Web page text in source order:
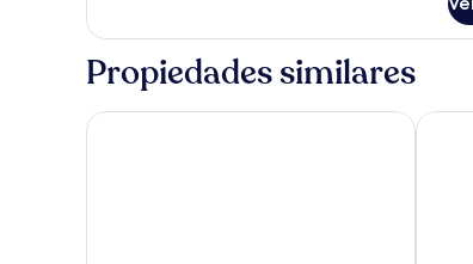
Propiedades similares
Rossio Plaza Hotel Be